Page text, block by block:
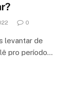
0
levantar de
pro período…